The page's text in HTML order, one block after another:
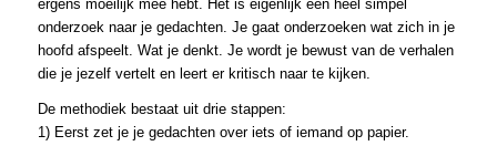
ergens moeilijk mee hebt. Het is eigenlijk een heel simpel
onderzoek naar je gedachten. Je gaat onderzoeken wat zich in je
hoofd afspeelt. Wat je denkt. Je wordt je bewust van de verhalen
die je jezelf vertelt en leert er kritisch naar te kijken.
De methodiek bestaat uit drie stappen:
1) Eerst zet je je gedachten over iets of iemand op papier.